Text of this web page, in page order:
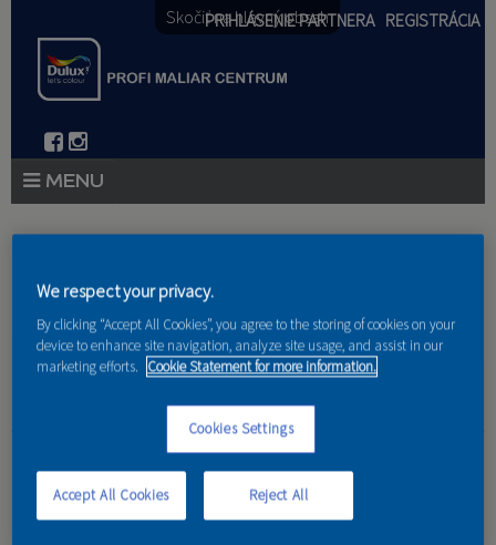
Skočiť na hlavný obsah
PRIHLÁSENIE PARTNERA REGISTRÁCIA
PORADENSTVO
AKCIE A NOVINKY
PARTNERI
EÚ Expres s.r.o.
We respect your privacy.
By clicking “Accept All Cookies”, you agree to the storing of cookies on your
device to enhance site navigation, analyze site usage, and assist in our
marketing efforts. Cookie Statement for more information.
Cookies Settings
Reject All
Accept All Cookies